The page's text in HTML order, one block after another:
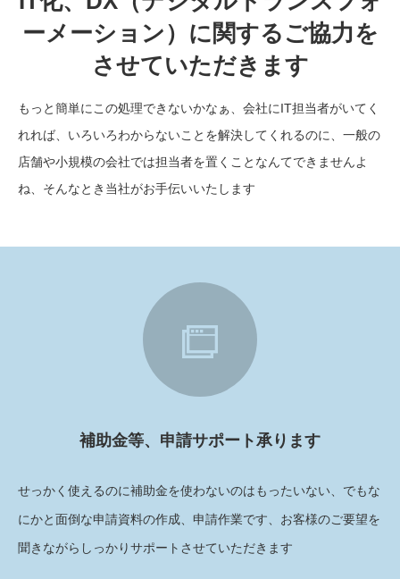
ーメーション）に関するご協力を
させていただきます
もっと簡単にこの処理できないかなぁ、会社にIT担当者がいてく
れれば、いろいろわからないことを解決してくれるのに、一般の
店舗や小規模の会社では担当者を置くことなんてできませんよ
ね、そんなとき当社がお手伝いいたします
補助金等、申請サポート承ります
せっかく使えるのに補助金を使わないのはもったいない、でもな
にかと面倒な申請資料の作成、申請作業です、お客様のご要望を
聞きながらしっかりサポートさせていただきます